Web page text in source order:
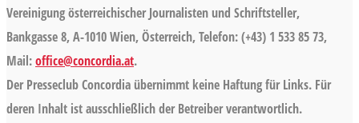
Vereinigung österreichischer Journalisten und Schriftsteller,
Bankgasse 8, A-1010 Wien, Österreich, Telefon: (+43) 1 533 85 73,
Mail:office@concordia.at.
Der Presseclub Concordia übernimmt keine Haftung für Links. Für
deren Inhalt ist ausschließlich der Betreiber verantwortlich.